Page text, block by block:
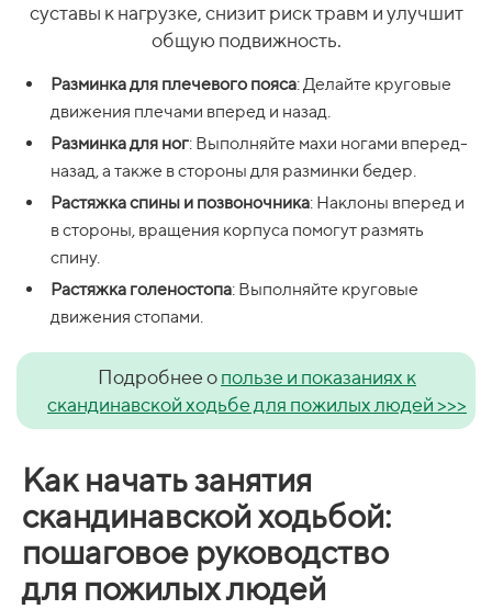
суставы к нагрузке, снизит риск травм и улучшит
общую подвижность.
Разминка для плечевого пояса: Делайте круговые
движения плечами вперед и назад.
Разминка для ног: Выполняйте махи ногами вперед-
назад, а также в стороны для разминки бедер.
Растяжка спины и позвоночника: Наклоны вперед и
в стороны, вращения корпуса помогут размять
спину.
Растяжка голеностопа: Выполняйте круговые
движения стопами.
Подробнее опользе и показаниях к
скандинавской ходьбе для пожилых людей >>>
Как начать занятия
скандинавской ходьбой:
пошаговое руководство
для пожилых людей